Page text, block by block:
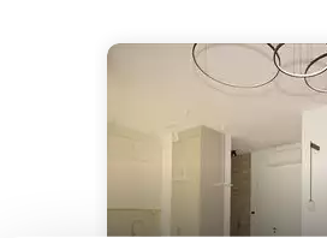
0048 pokaż telefon
Kompass for eiendomsselskap
WOJSKOWA STREET 2 間客房出
PUMS CENTER GRUNWALD
請致電或發送短信祝您有美好的一天
這是在 Wojskowa 街出租 68 平
設計。